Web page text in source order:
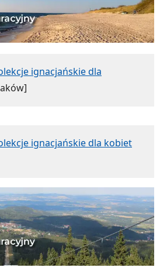
ignacjańskie dla
ignacjańskie dla kobiet